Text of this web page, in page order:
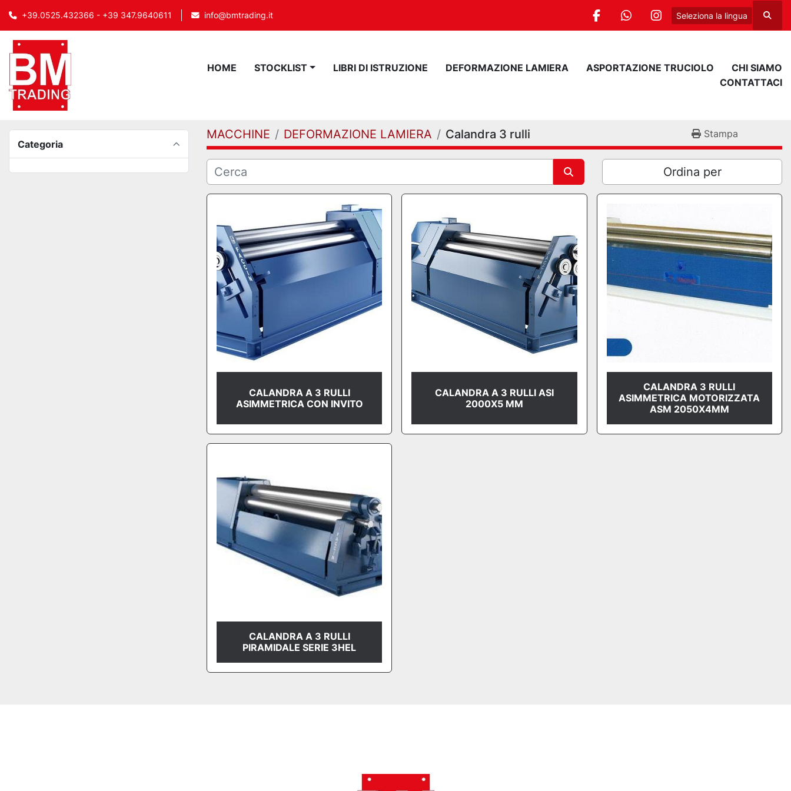
+39.0525.432366 - +39 347.9640611 info@bmtrading.it
facebookwhatsappinstagram
Seleziona la lingua Cerca
HOME STOCKLIST LIBRI DI ISTRUZIONE DEFORMAZIONE LAMIERA ASPORTAZIONE TRUCIOLO
CHI SIAMO
CONTATTACI
Categoria
MACCHINE DEFORMAZIONE LAMIERA Calandra 3 rulli Stampa
Ordina per
CALANDRA A 3 RULLI
ASIMMETRICA CON INVITO
CALANDRA A 3 RULLI ASI
2000X5 MM
CALANDRA 3 RULLI
ASIMMETRICA MOTORIZZATA
ASM 2050X4MM
CALANDRA A 3 RULLI
PIRAMIDALE SERIE 3HEL